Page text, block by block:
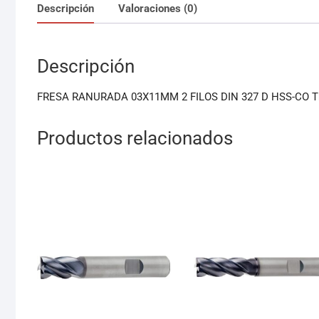
Descripción Valoraciones (0)
Descripción
FRESA RANURADA 03X11MM 2 FILOS DIN 327 D HSS-CO
Productos relacionados